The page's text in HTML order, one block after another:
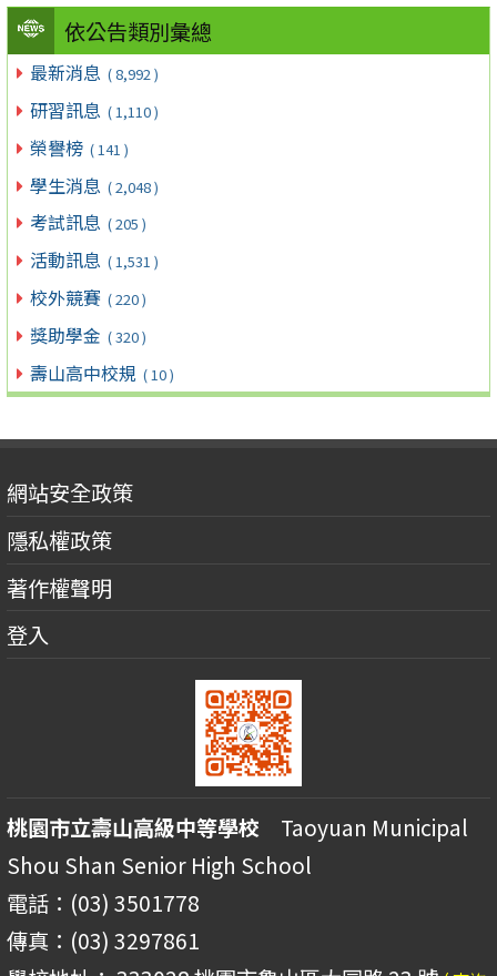
依公告類別彙總
最新消息 ( 8,992 )
研習訊息 ( 1,110 )
榮譽榜 ( 141 )
學生消息 ( 2,048 )
考試訊息 ( 205 )
活動訊息 ( 1,531 )
校外競賽 ( 220 )
獎助學金 ( 320 )
壽山高中校規 ( 10 )
網站安全政策
隱私權政策
著作權聲明
登入
桃園市立壽山高級中等學校 Taoyuan Municipal
Shou Shan Senior High School
電話：(03) 3501778
傳真：(03) 3297861